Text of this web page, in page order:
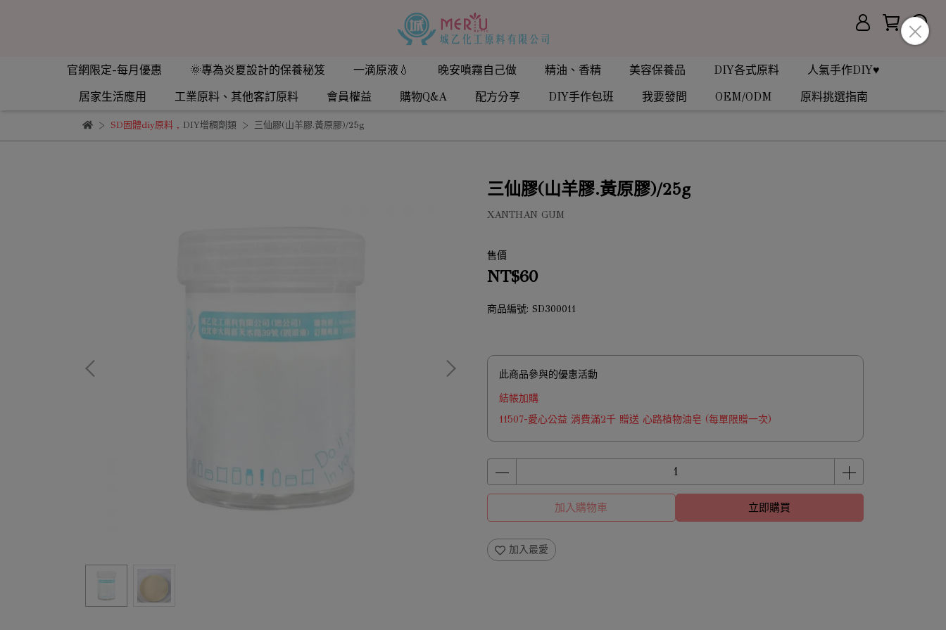
官網限定-每月優惠 🌞專為炎夏設計的保養秘笈 一滴原液💧 晚安噴霧自己做 精油、香精 美容保養品 DIY各式原料
人氣手作DIY♥
居家生活應用
工業原料、其他客訂原料 會員權益 購物Q&A 配方分享 DIY手作包班 我要發問 OEM/ODM 原料挑選指南
SD固體diy原料, DIY增稠劑類 三仙膠(山羊膠.黃原膠)/25g
三仙膠(山羊膠.黃原膠)/25g
XANTHAN GUM
售價
NT$60
商品編號: SD300011
此商品參與的優惠活動
結帳加購
11507-愛心公益 消費滿2千 贈送 心路植物油皂 (每單限贈一次)
加入購物車 立即購買
加入最愛